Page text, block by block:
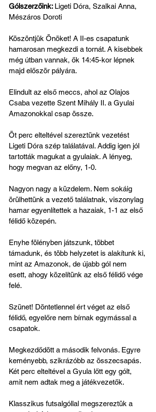
Gólszerzőink: Ligeti Dóra, Szalkai Anna,
Mészáros Doroti
Köszöntjük Önöket! A II-es csapatunk
hamarosan megkezdi a tornát. A kisebbek
még útban vannak, ők 14:45-kor lépnek
majd először pályára.
Elindult az első meccs, ahol az Olajos
Csaba vezette Szent Mihály II. a Gyulai
Amazonokkal csap össze.
Öt perc elteltével szereztünk vezetést
Ligeti Dóra szép találatával. Addig igen jól
tartották magukat a gyulaiak. A lényeg,
hogy megvan az előny, 1-0.
Nagyon nagy a küzdelem. Nem sokáig
örülhettünk a vezető találatnak, viszonylag
hamar egyenlítettek a hazaiak, 1-1 az első
félidő közepén.
Enyhe fölényben játszunk, többet
támadunk, és több helyzetet is alakítunk ki,
mint az Amazonok, de újabb gól nem
esett, ahogy közelítünk az első félidő vége
felé.
Szünet! Döntetlennel ért véget az első
félidő, egyelőre nem bírnak egymással a
csapatok.
Megkezdődött a második felvonás. Egyre
keményebb, szikrázóbb az összecsapás.
Két perc elteltével a Gyula lőtt egy gólt,
amit nem adtak meg a játékvezetők.
Klasszikus futsalgóllal megszereztük a